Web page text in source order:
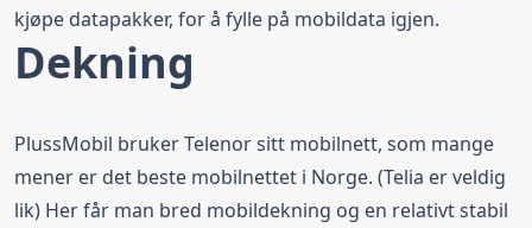
kjøpe datapakker, for å fylle på mobildata igjen.
Dekning
PlussMobil brukerTelenorsitt mobilnett, som mange
mener er det beste mobilnettet i Norge. (Telia er veldig
lik) Her får man bred mobildekning og en relativt stabil